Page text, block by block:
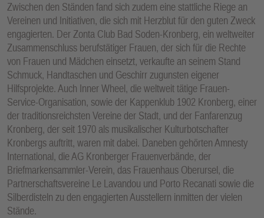
Zwischen den Ständen fand sich zudem eine stattliche Riege an
Vereinen und Initiativen, die sich mit Herzblut für den guten Zweck
engagierten. Der Zonta Club Bad Soden-Kronberg, ein weltweiter
Zusammenschluss berufstätiger Frauen, der sich für die Rechte
von Frauen und Mädchen einsetzt, verkaufte an seinem Stand
Schmuck, Handtaschen und Geschirr zugunsten eigener
Hilfsprojekte. Auch Inner Wheel, die weltweit tätige Frauen-
Service-Organisation, sowie der Kappenklub 1902 Kronberg, einer
der traditionsreichsten Vereine der Stadt, und der Fanfarenzug
Kronberg, der seit 1970 als musikalischer Kulturbotschafter
Kronbergs auftritt, waren mit dabei. Daneben gehörten Amnesty
International, die AG Kronberger Frauenverbände, der
Briefmarkensammler-Verein, das Frauenhaus Oberursel, die
Partnerschaftsvereine Le Lavandou und Porto Recanati sowie die
Silberdisteln zu den engagierten Ausstellern inmitten der vielen
Stände.